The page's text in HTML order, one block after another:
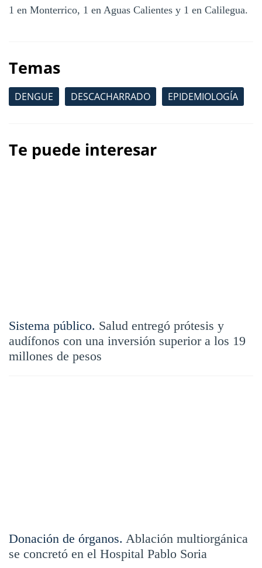
1 en Monterrico, 1 en Aguas Calientes y 1 en Calilegua.
Temas
DENGUE DESCACHARRADO EPIDEMIOLOGÍA
Te puede interesar
Sistema público. Salud entregó prótesis y
audífonos con una inversión superior a los 19
millones de pesos
Donación de órganos. Ablación multiorgánica
se concretó en el Hospital Pablo Soria